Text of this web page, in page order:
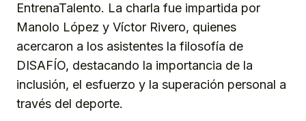
EntrenaTalento. La charla fue impartida por
Manolo López y Víctor Rivero, quienes
acercaron a los asistentes la filosofía de
DISAFÍO, destacando la importancia de la
inclusión, el esfuerzo y la superación personal a
través del deporte.